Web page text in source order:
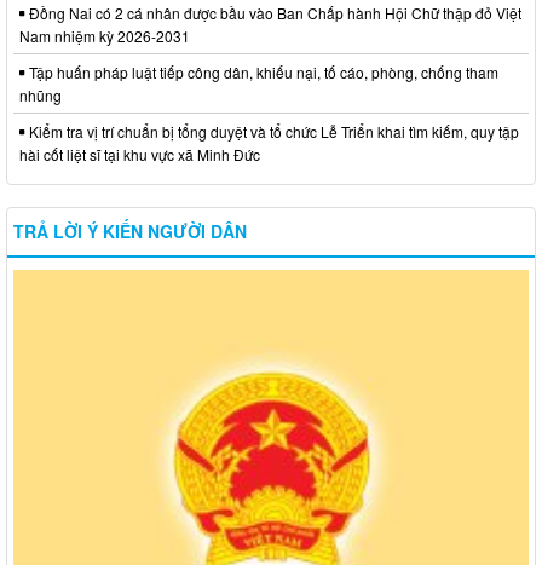
Đồng Nai có 2 cá nhân được bầu vào Ban Chấp hành Hội Chữ thập đỏ Việt
Nam nhiệm kỳ 2026-2031
Tập huấn pháp luật tiếp công dân, khiếu nại, tố cáo, phòng, chống tham
nhũng
Kiểm tra vị trí chuẩn bị tổng duyệt và tổ chức Lễ Triển khai tìm kiếm, quy tập
hài cốt liệt sĩ tại khu vực xã Minh Đức
TRẢ LỜI Ý KIẾN NGƯỜI DÂN